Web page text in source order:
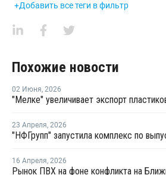
+Добавить все теги в фильтр
Похожие новости
02 Июня, 2026
23 Апреля, 2026
16 Апреля, 2026